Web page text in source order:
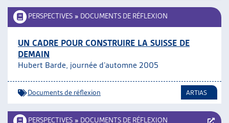
PERSPECTIVES » DOCUMENTS DE RÉFLEXION
UN CADRE POUR CONSTRUIRE LA SUISSE DE
DEMAIN
Hubert Barde, journée d’automne 2005
Documents de réflexion ARTIAS
PERSPECTIVES » DOCUMENTS DE RÉFLEXION